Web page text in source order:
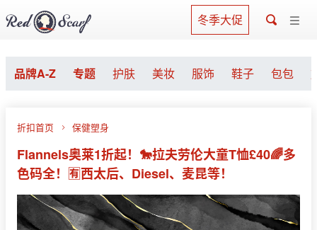
冬季大促
品牌A-Z 专题 护肤 美妆 服饰 鞋子 包包
折扣首页 保健塑身
Flannels奥莱1折起！🐎拉夫劳伦大童T恤£40🌈多
色码全！🈶西太后、Diesel、麦昆等！